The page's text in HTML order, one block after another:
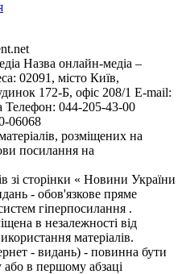
Назва онлайн-медіа –
02091, місто Київ,
172-Б, офіс 208/1 E-mail:
Телефон: 044-205-43-00
06068
розміщених на
посилання на
зі сторінки « Новини України
- обов'язкове пряме
гіперпосилання .
в незалежності від
матеріалів.
- видань) - повинна бути
або в першому абзаці